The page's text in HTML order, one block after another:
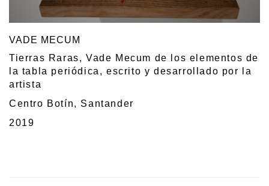
VADE MECUM
Tierras Raras, Vade Mecum de los elementos de
la tabla periódica, escrito y desarrollado por la
artista
Centro Botín, Santander
2019